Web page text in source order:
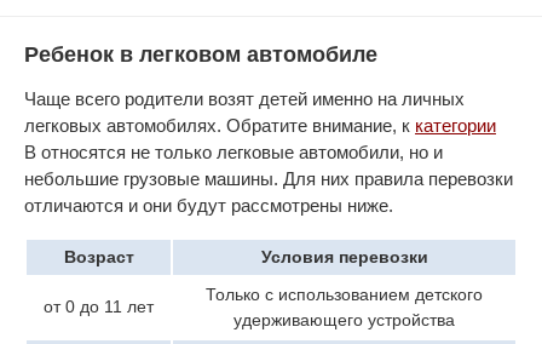
Ребенок в легковом автомобиле
Чаще всего родители возят детей именно на личных
легковых автомобилях. Обратите внимание, к категории
В относятся не только легковые автомобили, но и
небольшие грузовые машины. Для них правила перевозки
отличаются и они будут рассмотрены ниже.
Возраст Условия перевозки
от 0 до 11 лет
Только с использованием детского
удерживающего устройства